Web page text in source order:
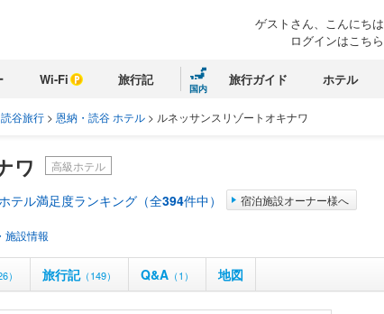
ゲストさん、こんにちは
ログインはこちら
Wi-Fi 旅行記
国内
旅行ガイド ホテル
谷旅行 > 恩納・読谷 ホテル > ルネッサンスリゾートオキナワ
ワ 高級ホテル
テル満足度ランキング（全394件中） 宿泊施設オーナー様へ
施設情報
） 旅行記（149） Q&A （1） 地図